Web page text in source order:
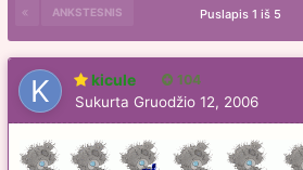
ANKSTESNIS Puslapis 1 iš 5
kicule 104
Sukurta Gruodžio 12, 2006